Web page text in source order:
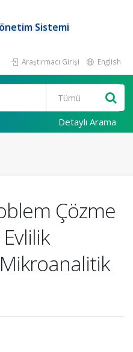
Sistemi
Araştırmacı Girişi English
Detaylı Arama
Çözme